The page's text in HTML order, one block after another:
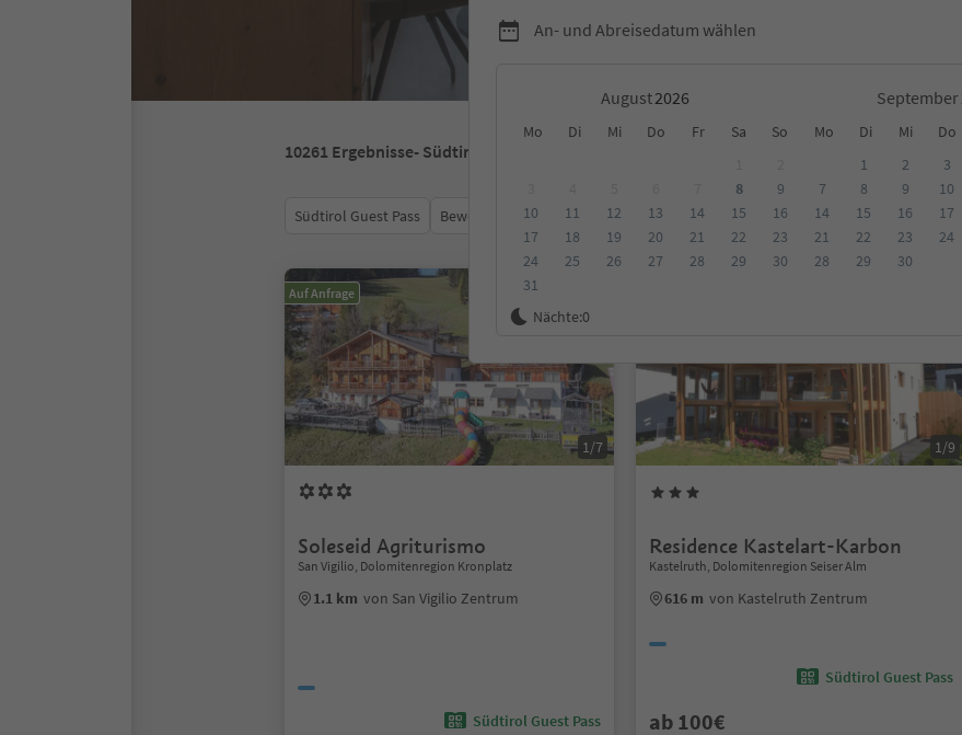
An- und Abreisedatum wählen
August September
Mo Di Mi Do Fr Sa So Mo Di Mi Do
8
9
10
11 12 13 14 15
16
17
18 19 20 21 22
23
24
25 26 27 28 29
30
31
1 2 3
7
8 9 10
14
15 16 17
21
22 23 24
28
29 30
Nächte:0
10261 Ergebnisse- Südtirol
Südtirol Guest Pass Bewertungen Kategorie Verpflegungsart Nachhaltige Unterkunft
Auf Anfrage
1/7
Soleseid Agriturismo
San Vigilio, Dolomitenregion Kronplatz
1.1 km von San Vigilio Zentrum
Südtirol Guest Pass
1/9
Residence Kastelart-Karbon
Kastelruth, Dolomitenregion Seiser Alm
616 m von Kastelruth Zentrum
Südtirol Guest Pass
ab 100€